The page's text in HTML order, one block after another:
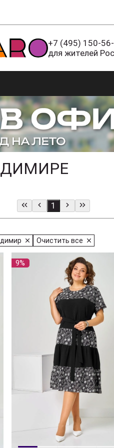
+7 (495) 150-
для жителей
1
Очистить все
9%